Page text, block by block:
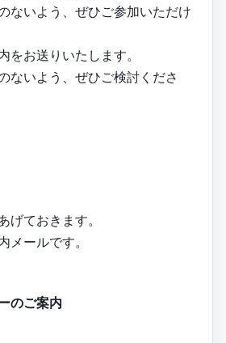
ないよう、ぜひご参加いただけ
をお送りいたします。
ないよう、ぜひご検討くださ
げておきます。
メールです。
のご案内